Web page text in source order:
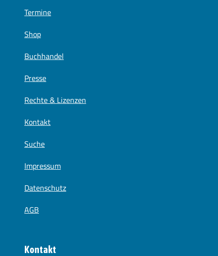
Termine
Shop
Buchhandel
Presse
Rechte & Lizenzen
Kontakt
Suche
Impressum
Datenschutz
AGB
Kontakt